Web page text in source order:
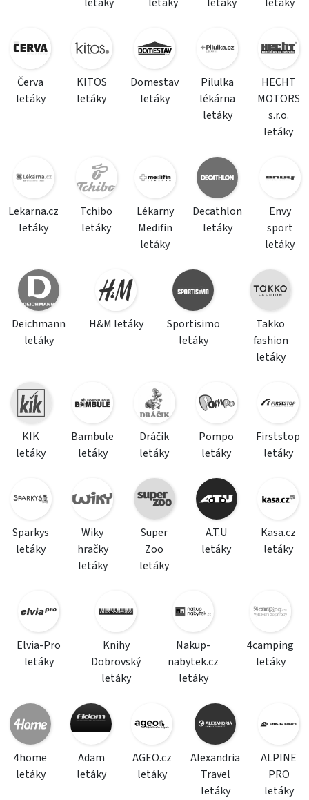
Červa
letáky
KITOS
letáky
Domestav
letáky
Pilulka
lékárna
letáky
HECHT
MOTORS
s.r.o.
letáky
Lekarna.cz
letáky
Tchibo
letáky
Lékarny
Medifin
letáky
Decathlon
letáky
Envy
sport
letáky
Deichmann
letáky
H&M letáky
Sportisimo
letáky
Takko
fashion
letáky
KIK
letáky
Bambule
letáky
Dráčik
letáky
Pompo
letáky
Firststop
letáky
Sparkys
letáky
Wiky
hračky
letáky
Super
Zoo
letáky
A.T.U
letáky
Kasa.cz
letáky
Elvia-Pro
letáky
Knihy
Dobrovský
letáky
Nakup-
nabytek.cz
letáky
4camping
letáky
4home
letáky
Adam
letáky
AGEO.cz
letáky
Alexandria
Travel
letáky
ALPINE
PRO
letáky